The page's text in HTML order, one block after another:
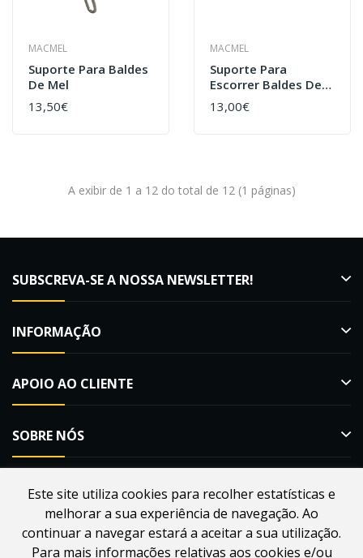
MACMEL
Suporte Para Baldes
De Mel
13,50€
MACMEL
Suporte Para
Escorrer Baldes De
Mel
13,00€
A exibir de 1 a 12 do total de 12 (1 páginas)
Este site utiliza cookies para recolher estatísticas e
melhorar a sua experiência de navegação. Ao
continuar a navegar estará a aceitar a sua utilização.
Para mais informações relativas aos cookies e/ou
SUBSCREVA-SE A NOSSA NEWSLETTER!
INFORMAÇÃO
APOIO AO CLIENTE
SOBRE NÓS
Desenvolvido porWebdouro. Loja Online para Apicultores |
MacMel Apicultura © 2026